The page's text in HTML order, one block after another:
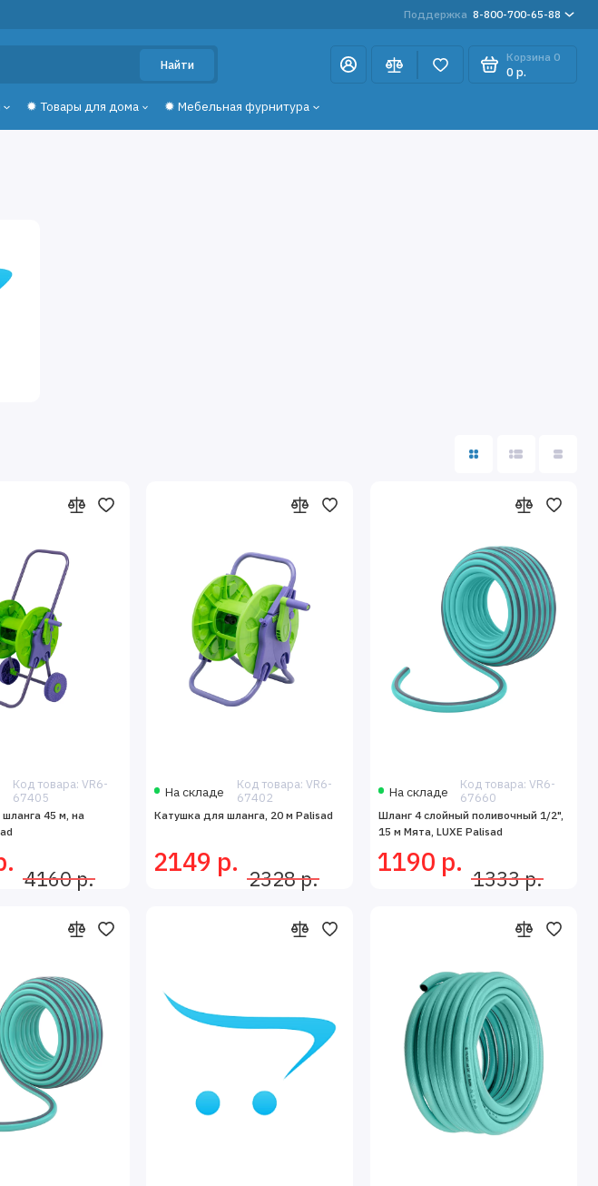
Поддержка 8-800-700-65-88
Найти
Корзина 0
0 р.
✹ Товары для дома ✹ Мебельная фурнитура
Код товара: VR6-
67405
45 м, на
4160 р.
На складе
Код товара: VR6-
67402
Катушка для шланга, 20 м Palisad
2149 р.
2328 р.
На складе
Код товара: VR6-
67660
Шланг 4 слойный поливочный 1/2",
15 м Мята, LUXE Palisad
1190 р.
1333 р.